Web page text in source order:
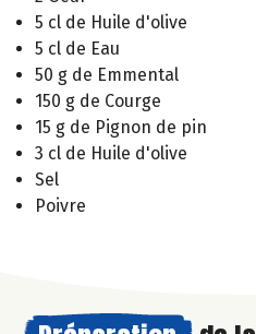
5 cl de Huile d'olive
5 cl de Eau
50 g de Emmental
150 g de Courge
15 g de Pignon de pin
3 cl de Huile d'olive
Sel
Poivre